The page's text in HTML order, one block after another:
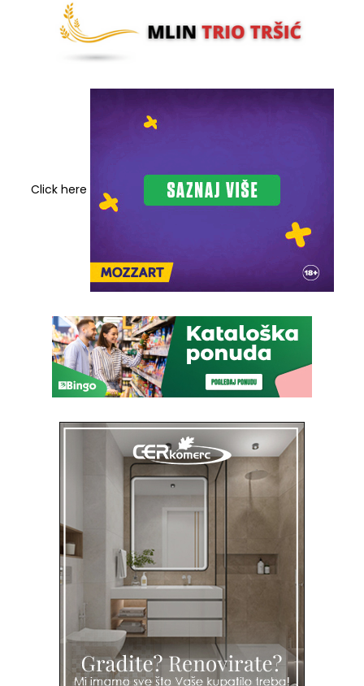
Click here